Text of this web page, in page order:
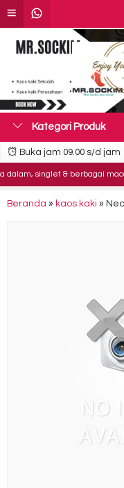
Kategori Produk
Buka jam 09.00 s/d jam
singlet & berbagai
Beranda » kaos kaki »